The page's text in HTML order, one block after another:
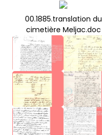
00.1885.translation du
cimetière Meljac.doc